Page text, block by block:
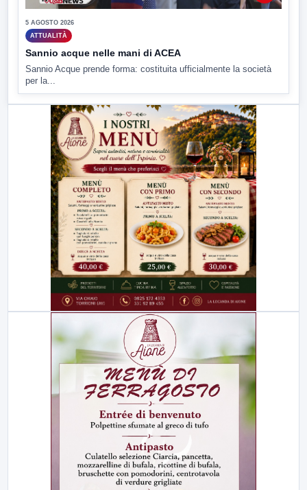
5 AGOSTO 2026
ATTUALITÀ
Sannio acque nelle mani di ACEA
Sannio Acque prende forma: costituita ufficialmente la società
per la...